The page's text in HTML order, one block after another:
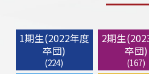
1期生(2022年度
卒団)
(224)
2期生
卒団)
(167)